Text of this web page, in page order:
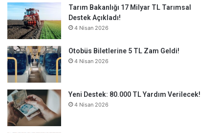
Tarım Bakanlığı 17 Milyar TL Tarımsal
Destek Açıkladı!
4 Nisan 2026
Otobüs Biletlerine 5 TL Zam Geldi!
4 Nisan 2026
Yeni Destek: 80.000 TL Yardım Verilecek!
4 Nisan 2026